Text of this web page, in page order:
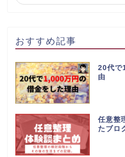
おすすめ記事
20代で
由
任意整
たブロ